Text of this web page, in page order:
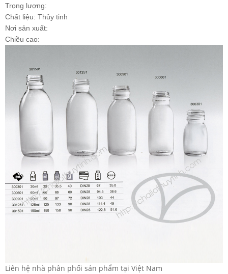
Trọng lượng:
Chất liệu: Thủy tinh
Nơi sản xuất:
Chiều cao:
Liên hệ nhà phân phối sản phẩm tại Việt Nam